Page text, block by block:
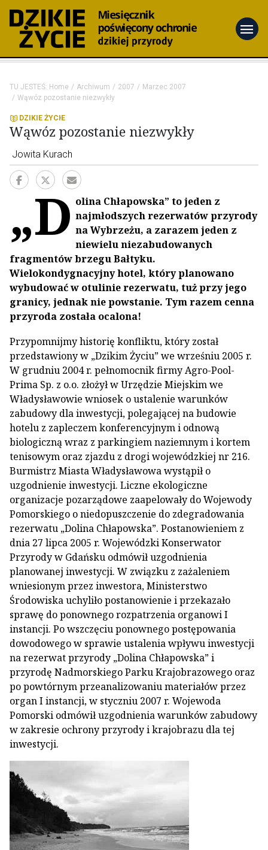
menu
TU JESTEŚ: Home Archiwum 2007
Marzec 2007
Wąwóz pozostanie niezwykły
DZIKIE ŻYCIE
Wąwóz pozostanie niezwykły
Jowita Kurach
„D olina Chłapowska” to jeden z
najmłodszych rezerwatów przyrody
na Wybrzeżu, a zarazem jeden z
niewielu niezabudowanych
fragmentów brzegu Bałtyku.
Wielokondygnacyjny hotel, który planowano
wybudować w otulinie rezerwatu, tuż przy jego
granicy, jednak nie powstanie. Tym razem cenna
przyroda została ocalona!
Przypomnijmy historię konfliktu, który został
przedstawiony w „Dzikim Życiu” we wrześniu 2005 r.
W grudniu 2004 r. pełnomocnik firmy Agro-Pool-
Prima Sp. z o.o. złożył w Urzędzie Miejskim we
Władysławowie wniosek o ustalenie warunków
zabudowy dla inwestycji, polegającej na budowie
hotelu z zapleczem konferencyjnym i odnową
biologiczną wraz z parkingiem naziemnym i kortem
tenisowym oraz zjazdu z drogi wojewódzkiej nr 216.
Burmistrz Miasta Władysławowa wystąpił o
uzgodnienie inwestycji. Liczne ekologiczne
organizacje pozarządowe zaapelowały do Wojewody
Pomorskiego o niedopuszczenie do zdegradowania
rezerwatu „Dolina Chłapowska”. Postanowieniem z
dnia 27 lipca 2005 r. Wojewódzki Konserwator
Przyrody w Gdańsku odmówił uzgodnienia
planowanej inwestycji. W związku z zażaleniem
wniesionym przez inwestora, Ministerstwo
Środowiska uchyliło postanowienie i przekazało
sprawę do ponownego rozpatrzenia organowi I
instancji. Po wszczęciu ponownego postępowania
dowodowego w sprawie ustalenia wpływu inwestycji
na rezerwat przyrody „Dolina Chłapowska” i
przyrodę Nadmorskiego Parku Krajobrazowego oraz
po powtórnym przeanalizowaniu materiałów przez
organ I instancji, w styczniu 2007 r. Wojewoda
Pomorski odmówił uzgodnienia warunków zabudowy
w zakresie ochrony przyrody i krajobrazu dla tej
inwestycji.